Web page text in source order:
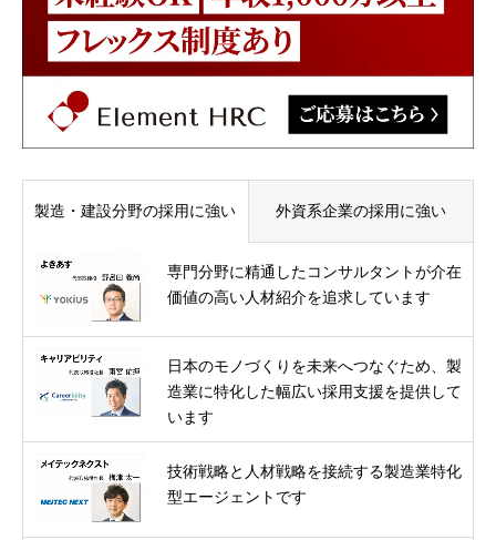
製造・建設分野の採用に強い 外資系企業の採用に強い
専門分野に精通したコンサルタントが介在
価値の高い人材紹介を追求しています
日本のモノづくりを未来へつなぐため、製
造業に特化した幅広い採用支援を提供して
います
技術戦略と人材戦略を接続する製造業特化
型エージェントです